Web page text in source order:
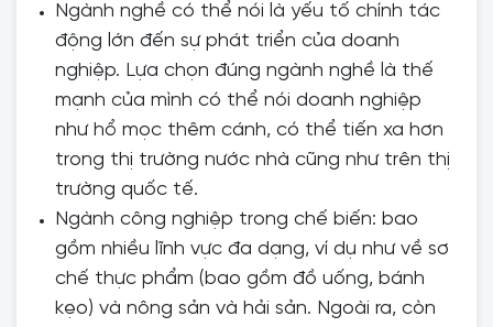
Ngành nghề có thể nói là yếu tố chính tác
động lớn đến sự phát triển của doanh
nghiệp. Lựa chọn đúng ngành nghề là thế
mạnh của mình có thể nói doanh nghiệp
như hổ mọc thêm cánh, có thể tiến xa hơn
trong thị trường nước nhà cũng như trên thị
trường quốc tế.
Ngành công nghiệp trong chế biến: bao
gồm nhiều lĩnh vực đa dạng, ví dụ như về sơ
chế thực phẩm (bao gồm đồ uống, bánh
kẹo) và nông sản và hải sản. Ngoài ra, còn